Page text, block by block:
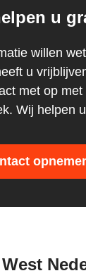
u
willen
u
met op met
Wij helpen